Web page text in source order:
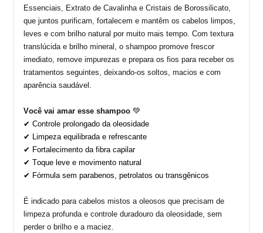
Essenciais, Extrato de Cavalinha e Cristais de Borossilicato,
que juntos purificam, fortalecem e mantêm os cabelos limpos,
leves e com brilho natural por muito mais tempo. Com textura
translúcida e brilho mineral, o shampoo promove frescor
imediato, remove impurezas e prepara os fios para receber os
tratamentos seguintes, deixando-os soltos, macios e com
aparência saudável.
Você vai amar esse shampoo 💚
✔ Controle prolongado da oleosidade
✔ Limpeza equilibrada e refrescante
✔ Fortalecimento da fibra capilar
✔ Toque leve e movimento natural
✔ Fórmula sem parabenos, petrolatos ou transgênicos
É indicado para cabelos mistos a oleosos que precisam de
limpeza profunda e controle duradouro da oleosidade, sem
perder o brilho e a maciez.